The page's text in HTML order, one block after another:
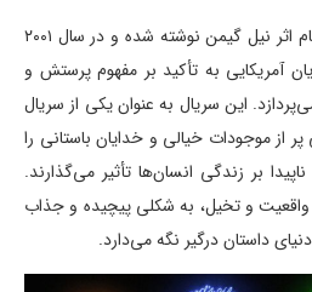
سریال بر پایه رمانی به همین نام اثر نیل گیمن نوشته شده و در سال ۲۰۰۱
آمریکایی به تأکید بر مفهوم پرستش و
این سریال به عنوان یکی از سریال
از موجودات خیالی و خدایان باستانی را
بر زندگی انسان‌ها تأثیر می‌گذارند.
و تخیل، به شکلی پیچیده و جذاب
داستان درگیر نگه می‌دارد.